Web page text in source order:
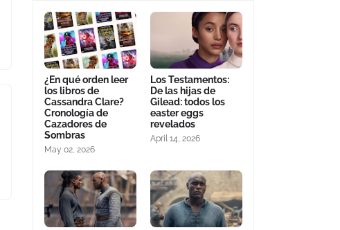
¿En qué orden leer
los libros de
Cassandra Clare?
Cronología de
Cazadores de
Sombras
May 02, 2026
Los Testamentos:
De las hijas de
Gilead: todos los
easter eggs
revelados
April 14, 2026